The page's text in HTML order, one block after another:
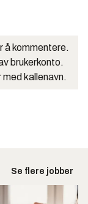
kommentere.
brukerkonto.
med kallenavn.
Se flere jobber